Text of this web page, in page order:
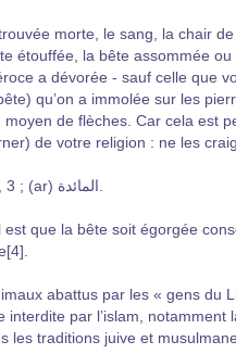
morte, le sang, la chair
étouffée, la bête assommée ou
a dévorée - sauf celle que
qu’on a immolée sur les
de flèches. Car cela est
de votre religion : ne les
est que la bête soit égorgée
abattus par les « gens du
interdite par l’islam,
les traditions juive et musulmane.